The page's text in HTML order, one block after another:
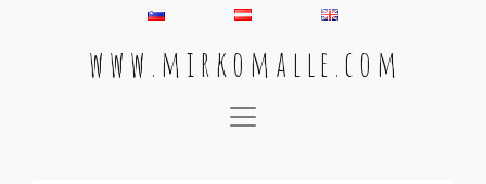
w w w . m i r k o m a l l e . c o m
Main Navigation